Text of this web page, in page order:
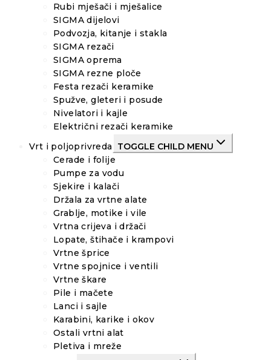
Rubi mješači i mješalice
SIGMA dijelovi
Podvozja, kitanje i stakla
SIGMA rezači
SIGMA oprema
SIGMA rezne ploče
Festa rezači keramike
Spužve, gleteri i posude
Nivelatori i kajle
Električni rezači keramike
Vrt i poljoprivreda
TOGGLE CHILD MENU
Cerade i folije
Pumpe za vodu
Sjekire i kalači
Držala za vrtne alate
Grablje, motike i vile
Vrtna crijeva i držači
Lopate, štihače i krampovi
Vrtne šprice
Vrtne spojnice i ventili
Vrtne škare
Pile i mačete
Lanci i sajle
Karabini, karike i okov
Ostali vrtni alat
Pletiva i mreže